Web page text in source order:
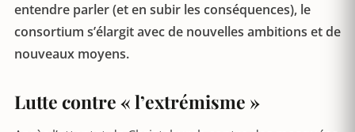
entendre parler (et en subir les conséquences), le
consortium s’élargit avec de nouvelles ambitions et de
nouveaux moyens.
Lutte contre « l’extrémisme »